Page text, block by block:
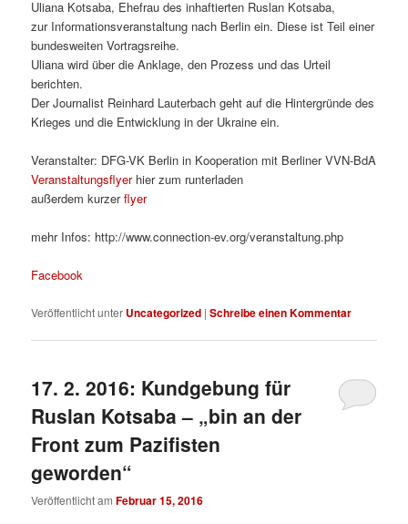
Uliana Kotsaba, Ehefrau des inhaftierten Ruslan Kotsaba,
zur Informationsveranstaltung nach Berlin ein. Diese ist Teil einer
bundesweiten Vortragsreihe.
Uliana wird über die Anklage, den Prozess und das Urteil
berichten.
Der Journalist Reinhard Lauterbach geht auf die Hintergründe des
Krieges und die Entwicklung in der Ukraine ein.
Veranstalter: DFG-VK Berlin in Kooperation mit Berliner VVN-BdA
Veranstaltungsflyer hier zum runterladen
außerdem kurzerflyer
mehr Infos: http://www.connection-ev.org/veranstaltung.php
Facebook
Veröffentlicht unter Uncategorized |Schreibe einen Kommentar
17. 2. 2016: Kundgebung für
Ruslan Kotsaba – „bin an der
Front zum Pazifisten
geworden“
Veröffentlicht amFebruar 15, 2016